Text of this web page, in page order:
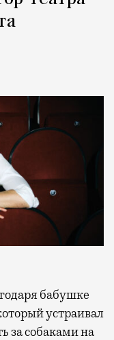
устраивал
за собаками на